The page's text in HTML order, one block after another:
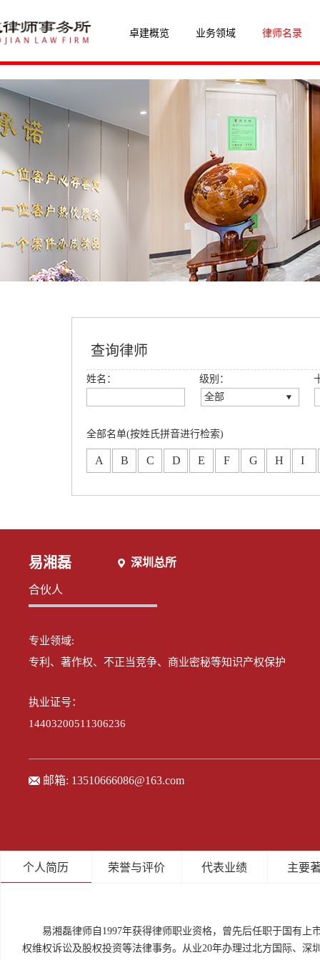
卓建概览 业务领域 律师名录
查询律师
姓名：
级别：
全部
创始合伙人
高级合伙人
全部名单(按姓氏拼音进行检索)
A B C D E F G H I
易湘磊 深圳总所
合伙人
专业领域:
专利、著作权、不正当竞争、商业密秘等知识产权保护
执业证号：
14403200511306236
邮箱: 13510666086@163.com
个人简历 荣誉与评价 代表业绩 主要
易湘磊律师自1997年获得律师职业资格，曾先后任职于国有
权维权诉讼及股权投资等法律事务。从业20年办理过北方国际、